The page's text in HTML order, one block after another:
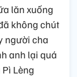
lăn xuống
không chút
người cha
anh lại quá
Lèng